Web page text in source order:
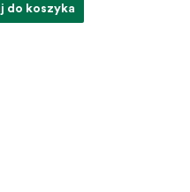
do koszyka